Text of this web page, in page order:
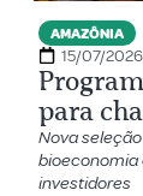
AMAZÔNIA
15/07/2026
para
Nova
bioeconomia
investidores